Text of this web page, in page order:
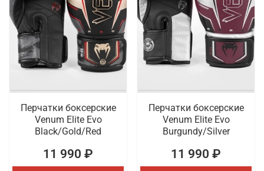
Перчатки боксерские
Venum Elite Evo
Black/Gold/Red
11 990 ₽
Перчатки боксерские
Venum Elite Evo
Burgundy/Silver
11 990 ₽